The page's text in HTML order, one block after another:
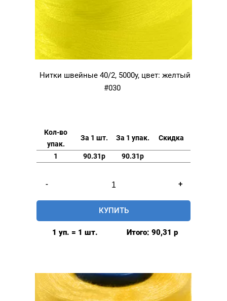
Нитки швейные 40/2, 5000у, цвет: желтый
#030
Кол-во
упак.
За 1 шт. За 1 упак. Скидка
1 90.31р 90.31р
-
товара
Нитки
швейные
#030
+
КУПИТЬ
1 уп. = 1 шт. Итого: 90,31 р